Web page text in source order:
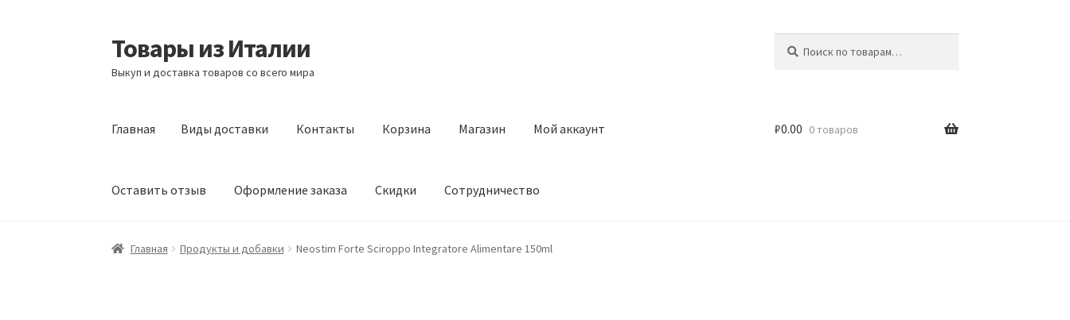
Перейти
к
навигации
Перейти
к
содержимому
Товары из Италии
Выкуп и доставка товаров со всего мира
Главная Виды доставки Контакты Корзина Магазин Мой аккаунт
Оставить отзыв Оформление заказа Скидки Сотрудничество
Главная Виды доставки Контакты Корзина Магазин Мой аккаунтОставить отзыв
₽0.00 0 товаров
Главная Продукты и добавки Neostim Forte Sciroppo Integratore Alimentare 150ml